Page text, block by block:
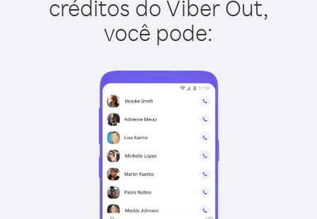
créditos do Viber Out,
você pode: